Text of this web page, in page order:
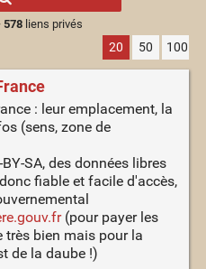
results.
578liens privés
20 50 100
: leur emplacement, la
(sens, zone de
SA, des données libres
fiable et facile d'accès,
(pour payer les
très bien mais pour la
de la daube !)